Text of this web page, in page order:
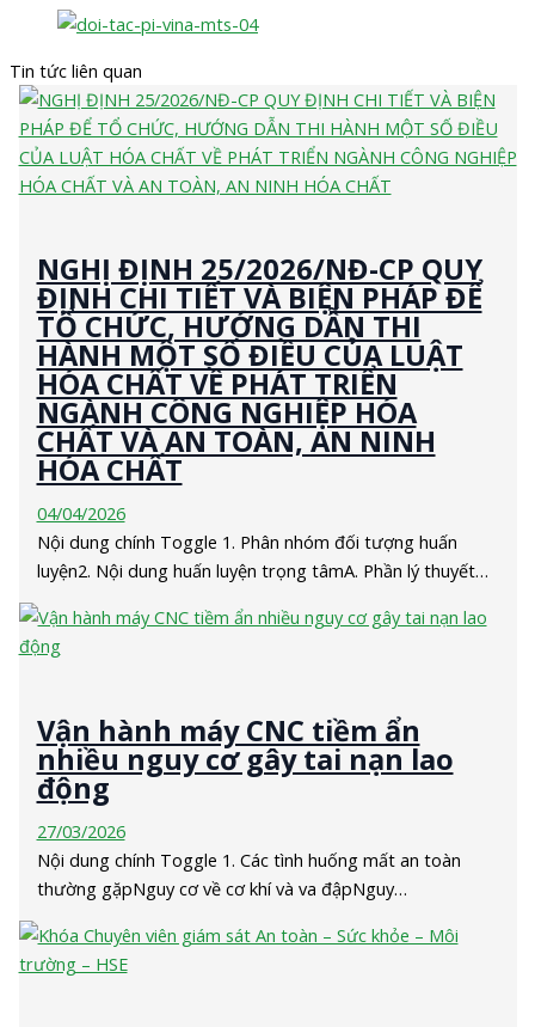
Tin tức liên quan
NGHỊ ĐỊNH 25/2026/NĐ-CP QUY
ĐỊNH CHI TIẾT VÀ BIỆN PHÁP ĐỂ
TỔ CHỨC, HƯỚNG DẪN THI
HÀNH MỘT SỐ ĐIỀU CỦA LUẬT
HÓA CHẤT VỀ PHÁT TRIỂN
NGÀNH CÔNG NGHIỆP HÓA
CHẤT VÀ AN TOÀN, AN NINH
HÓA CHẤT
04/04/2026
Nội dung chính Toggle 1. Phân nhóm đối tượng huấn
luyện2. Nội dung huấn luyện trọng tâmA. Phần lý thuyết…
Vận hành máy CNC tiềm ẩn
nhiều nguy cơ gây tai nạn lao
động
27/03/2026
Nội dung chính Toggle 1. Các tình huống mất an toàn
thường gặpNguy cơ về cơ khí và va đậpNguy…